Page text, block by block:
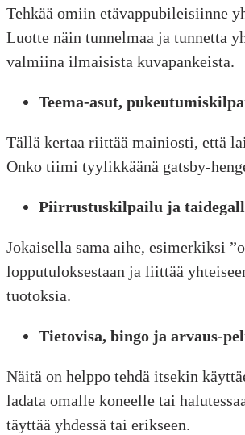
Tehkää omiin etävappubileisiinne
Luotte näin tunnelmaa ja tunnetta
valmiina ilmaisista kuvapankeista.
Teema-asut,
Tällä kertaa riittää mainiosti, että
Onko tiimi tyylikkäänä gatsby-
Piirrustuskilpailu ja
Jokaisella sama aihe, esimerkiksi
lopputuloksestaan ja liittää
tuotoksia.
Tietovisa, bingo ja arvaus-
Näitä on helppo tehdä itsekin
ladata omalle koneelle tai
täyttää yhdessä tai erikseen.